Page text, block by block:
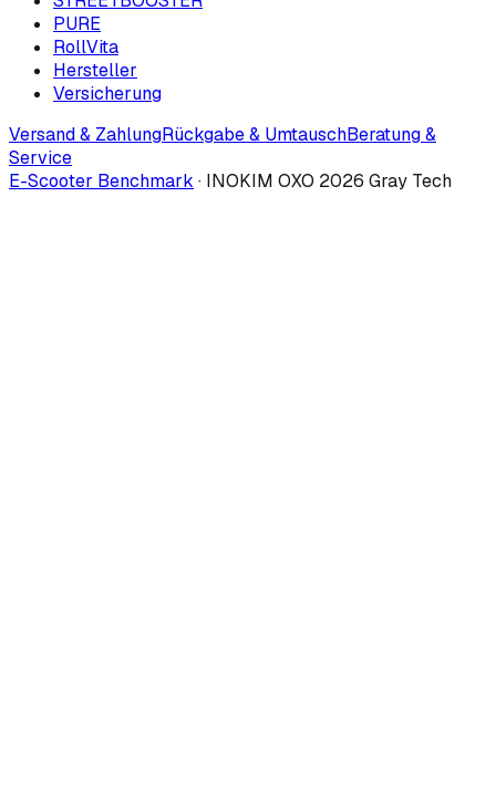
PURE
RollVita
Hersteller
Versicherung
Versand & ZahlungRückgabe & UmtauschBeratung &
Service
E-Scooter Benchmark · INOKIM OXO 2026 Gray Tech